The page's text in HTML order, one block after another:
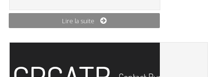
Lire la suite